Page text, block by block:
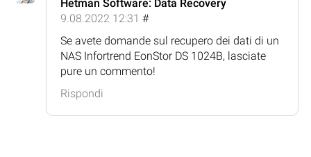
Hetman Software: Data Recovery
9.08.2022 12:31 #
Se avete domande sul recupero dei dati di un
NAS Infortrend EonStor DS 1024B, lasciate
pure un commento!
Rispondi